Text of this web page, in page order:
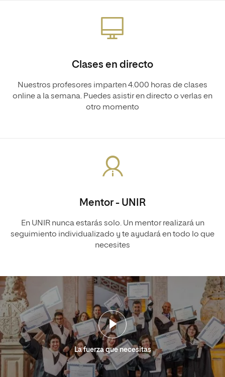
Clases en directo
Nuestros profesores imparten 4.000 horas de clases
online a la semana. Puedes asistir en directo o verlas en
otro momento
Mentor - UNIR
En UNIR nunca estarás solo. Un mentor realizará un
seguimiento individualizado y te ayudará en todo lo que
necesites
La fuerza que necesitas